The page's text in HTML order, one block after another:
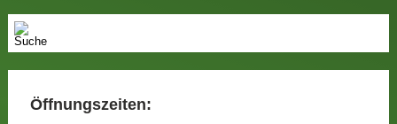
Öffnungszeiten: